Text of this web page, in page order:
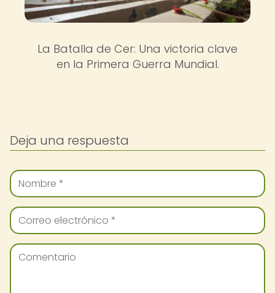
La Batalla de Cer: Una victoria clave
en la Primera Guerra Mundial.
Deja una respuesta